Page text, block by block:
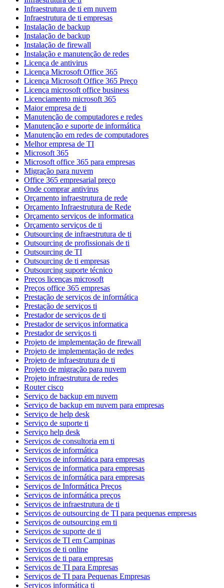
Infraestrutura de ti em nuvem
Infraestrutura de ti empresas
Instalação de backup
Instalação de backup
Instalação de firewall
Instalação e manutenção de redes
Licença de antivirus
Licença Microsoft Office 365
Licença Microsoft Office 365 Preço
Licença microsoft office business
Licenciamento microsoft 365
Maior empresa de ti
Manutenção de computadores e redes
Manutenção e suporte de informática
Manutenção em redes de computadores
Melhor empresa de TI
Microsoft 365
Microsoft office 365 para empresas
Migração para nuvem
Office 365 empresarial preço
Onde comprar antivirus
Orçamento infraestrutura de rede
Orçamento Infraestrutura de Rede
Orçamento serviços de informatica
Orçamento serviços de ti
Outsourcing de infraestrutura de ti
Outsourcing de profissionais de ti
Outsourcing de TI
Outsourcing de ti empresas
Outsourcing suporte técnico
Preços licenças microsoft
Preços office 365 empresas
Prestação de serviços de informática
Prestação de serviços ti
Prestador de serviços de ti
Prestador de serviços informatica
Prestador de serviços ti
Projeto de implementação de firewall
Projeto de implementação de redes
Projeto de infraestrutura de ti
Projeto de migração para nuvem
Projeto infraestrutura de redes
Router cisco
Serviço de backup em nuvem
Serviço de backup em nuvem para empresas
Serviço de help desk
Serviço de suporte ti
Serviço help desk
Serviços de consultoria em ti
Serviços de informática
Serviços de informática para empresas
Serviços de informatica para empresas
Serviços de informática para empresas
Serviços de Informática Preços
Serviços de informática preços
Serviços de infraestrutura de ti
Serviços de outsourcing de TI para pequenas empresas
Serviços de outsourcing em ti
Serviços de suporte de ti
Serviços de TI em Campinas
Serviços de ti online
Serviços de ti para empresas
Serviços de TI para Empresas
Serviços de TI para Pequenas Empresas
Serviços informática ti